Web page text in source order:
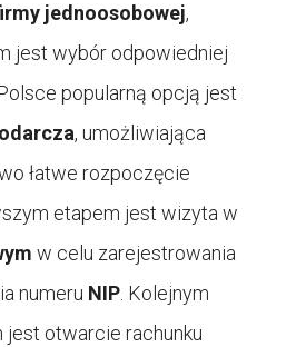
jednoosobowej,
jest wybór odpowiedniej
popularną opcją jest
, umożliwiająca
łatwe rozpoczęcie
etapem jest wizyta w
w celu zarejestrowania
numeru NIP. Kolejnym
otwarcie rachunku